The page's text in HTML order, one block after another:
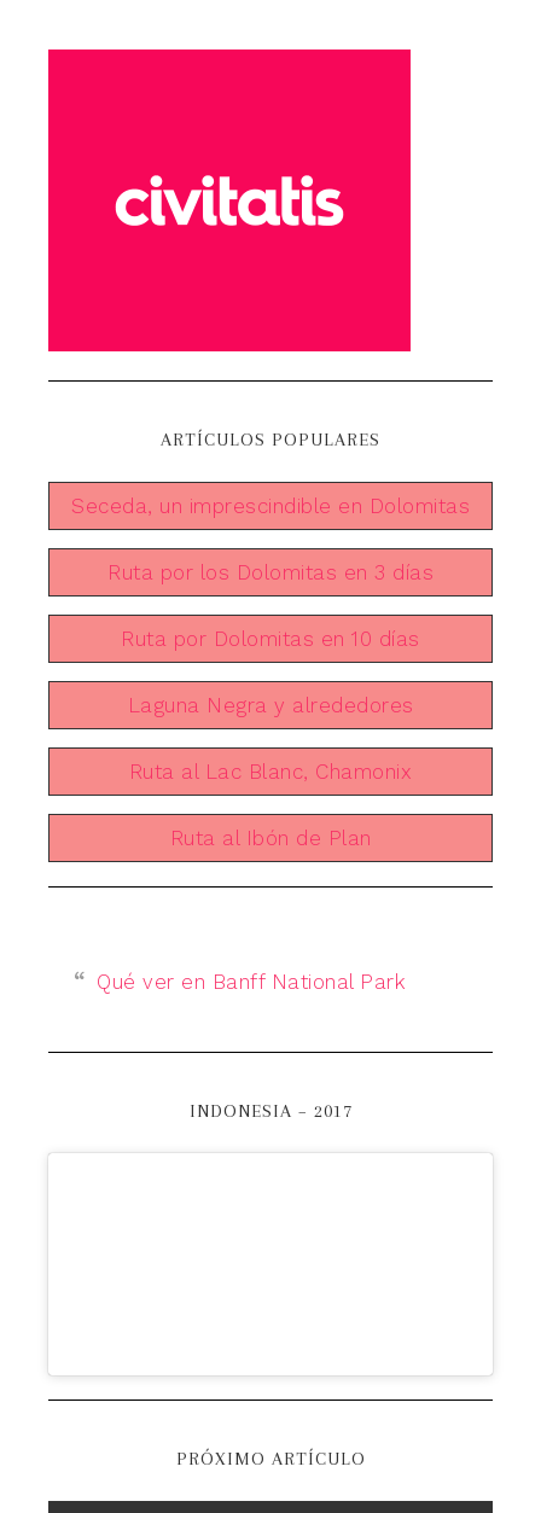
ARTÍCULOS POPULARES
Seceda, un imprescindible en Dolomitas
Ruta por los Dolomitas en 3 días
Ruta por Dolomitas en 10 días
Laguna Negra y alrededores
Ruta al Lac Blanc, Chamonix
Ruta al Ibón de Plan
Qué ver en Banff National Park
INDONESIA – 2017
PRÓXIMO ARTÍCULO